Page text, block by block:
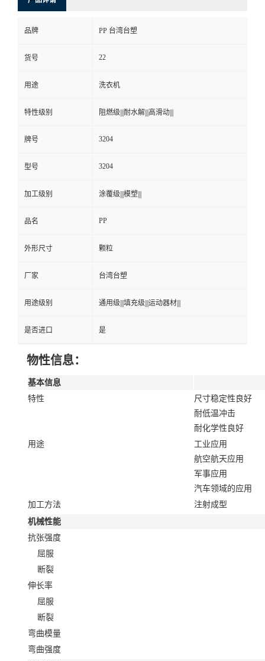
品牌 PP 台湾台塑
货号 22
用途 洗衣机
特性级别 阻燃级|||耐水解|||高滑动|||
牌号 3204
型号 3204
加工级别 涂覆级|||模塑|||
品名 PP
外形尺寸 颗粒
厂家 台湾台塑
用途级别 通用级|||填充级|||运动器材|||
是否进口 是
物性信息：
基本信息
特性
尺寸稳定性良好
耐低温冲击
耐化学性良好
用途
工业应用
航空航天应用
军事应用
汽车领域的应用
加工方法
注射成型
机械性能
抗张强度
屈服
断裂
伸长率
屈服
断裂
弯曲模量
弯曲强度